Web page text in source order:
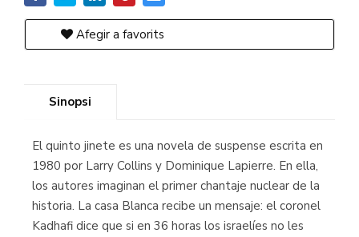
Afegir a favorits
Sinopsi
El quinto jinete es una novela de suspense escrita en
1980 por Larry Collins y Dominique Lapierre. En ella,
los autores imaginan el primer chantaje nuclear de la
historia. La casa Blanca recibe un mensaje: el coronel
Kadhafi dice que si en 36 horas los israelíes no les